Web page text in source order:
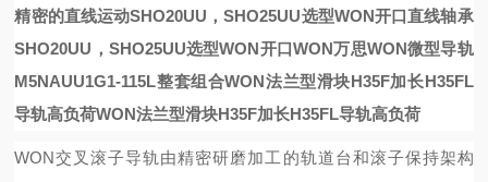
精密的直线运动SHO20UU，SHO25UU选型WON开口直线轴承
SHO20UU，SHO25UU选型WON开口WON万思WON微型导轨
M5NAUU1G1-115L整套组合WON法兰型滑块H35F加长H35FL
导轨高负荷WON法兰型滑块H35F加长H35FL导轨高负荷
WON交叉滚子导轨由精密研磨加工的轨道台和滚子保持架构